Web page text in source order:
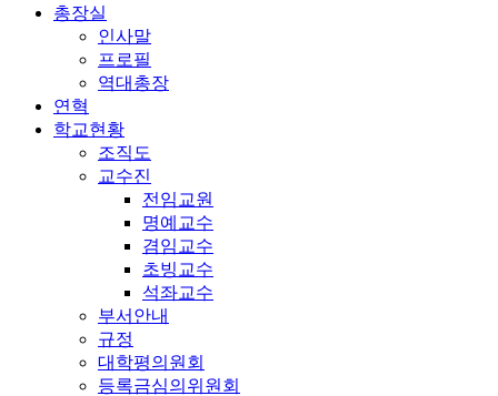
총장실
인사말
프로필
역대총장
연혁
학교현황
조직도
교수진
전임교원
명예교수
겸임교수
초빙교수
석좌교수
부서안내
규정
대학평의원회
등록금심의위원회